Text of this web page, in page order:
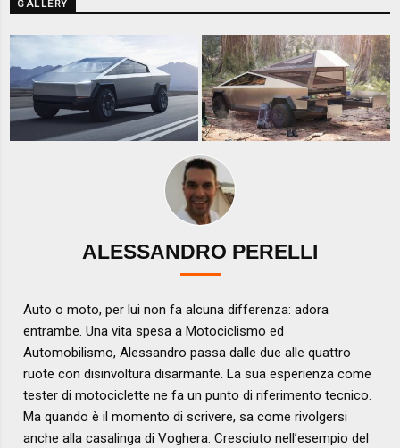
GALLERY
ALESSANDRO PERELLI
Auto o moto, per lui non fa alcuna differenza: adora
entrambe. Una vita spesa a Motociclismo ed
Automobilismo, Alessandro passa dalle due alle quattro
ruote con disinvoltura disarmante. La sua esperienza come
tester di motociclette ne fa un punto di riferimento tecnico.
Ma quando è il momento di scrivere, sa come rivolgersi
anche alla casalinga di Voghera. Cresciuto nell’esempio del